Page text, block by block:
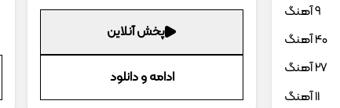
پخش آنلاین
ادامه و دانلود
9 آهنگ
40 آهنگ
27 آهنگ
11 آهنگ